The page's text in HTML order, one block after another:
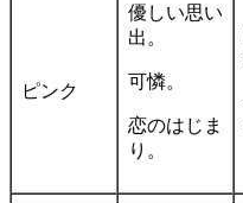
ピンク
優しい思い
出。
可憐。
恋のはじま
り。